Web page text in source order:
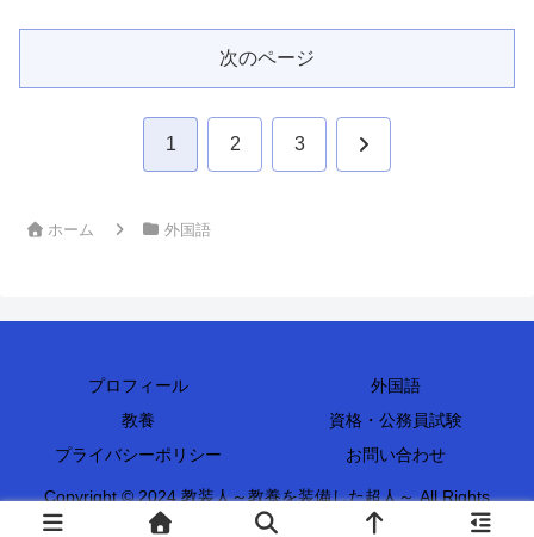
次のページ
1 2 3 次
ホーム 外国語
プロフィール
外国語
教養
資格・公務員試験
プライバシーポリシー
お問い合わせ
Copyright © 2024 教装人～教養を装備した超人～ All Rights
Reserved.